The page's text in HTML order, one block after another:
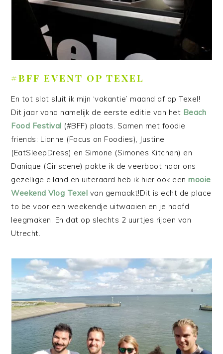
#BFF EVENT OP TEXEL
En tot slot sluit ik mijn ‘vakantie’ maand af op Texel!
Dit jaar vond namelijk de eerste editie van het Beach
Food Festival (#BFF) plaats. Samen met foodie
friends: Lianne (Focus on Foodies), Justine
(EatSleepDress) en Simone (Simones Kitchen) en
Danique (Girlscene) pakte ik de veerboot naar ons
gezellige eiland en uiteraard heb ik hier ook eenmooie
Weekend Vlog Texel van gemaakt!Dit is echt de place
to be voor een weekendje uitwaaien en je hoofd
leegmaken. En dat op slechts 2 uurtjes rijden van
Utrecht.